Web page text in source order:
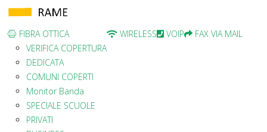
FIBRA OTTICA
VERIFICA COPERTURA
DEDICATA
COMUNI COPERTI
Monitor Banda
SPECIALE SCUOLE
PRIVATI
WIRELESS VOIP FAX VIA MAIL